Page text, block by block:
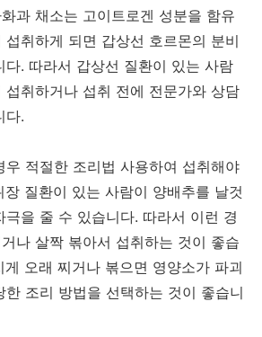
과 채소는 고이트로겐 성분을 함유
취하게 되면 갑상선 호르몬의 분비
다. 따라서 갑상선 질환이 있는 사람
섭취하거나 섭취 전에 전문가와 상담
다.
우 적절한 조리법 사용하여 섭취해야
질환이 있는 사람이 양배추를 날것
극을 줄 수 있습니다. 따라서 이런 경
나 살짝 볶아서 섭취하는 것이 좋습
오래 찌거나 볶으면 영양소가 파괴
한 조리 방법을 선택하는 것이 좋습니